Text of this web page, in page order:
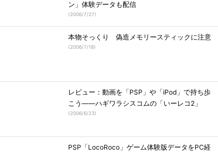
ン」体験データも配信
(2006/7/27)
本物そっくり 偽造メモリースティックに注意
(2006/7/18)
レビュー：動画を「PSP」や「iPod」で持ち歩
こう――ハギワラシスコムの「いーレコ2」
(2006/6/23)
PSP「LocoRoco」ゲーム体験版データをPC経